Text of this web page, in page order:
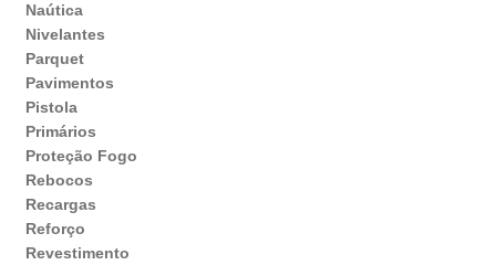
Naútica
Nivelantes
Parquet
Pavimentos
Pistola
Primários
Proteção Fogo
Rebocos
Recargas
Reforço
Revestimento